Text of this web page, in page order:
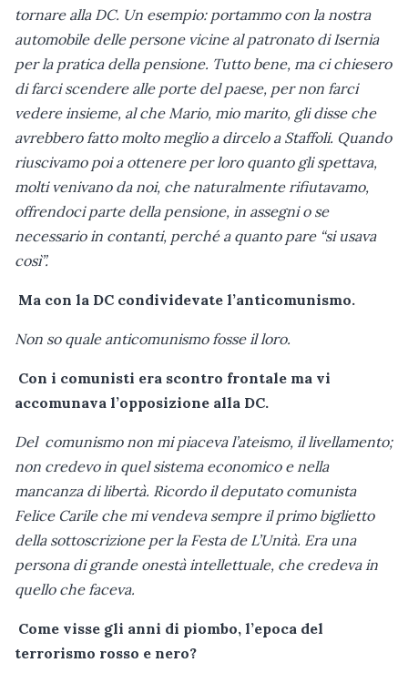
tornare alla DC. Un esempio: portammo con la nostra
automobile delle persone vicine al patronato di Isernia
per la pratica della pensione. Tutto bene, ma ci chiesero
di farci scendere alle porte del paese, per non farci
vedere insieme, al che Mario, mio marito, gli disse che
avrebbero fatto molto meglio a dircelo a Staffoli. Quando
riuscivamo poi a ottenere per loro quanto gli spettava,
molti venivano da noi, che naturalmente rifiutavamo,
offrendoci parte della pensione, in assegni o se
necessario in contanti, perché a quanto pare “si usava
così”.
Ma con la DC condividevate l’anticomunismo.
Non so quale anticomunismo fosse il loro.
Con i comunisti era scontro frontale ma vi
accomunava l’opposizione alla DC.
Del comunismo non mi piaceva l’ateismo, il livellamento;
non credevo in quel sistema economico e nella
mancanza di libertà. Ricordo il deputato comunista
Felice Carile che mi vendeva sempre il primo biglietto
della sottoscrizione per la Festa de L’Unità. Era una
persona di grande onestà intellettuale, che credeva in
quello che faceva.
Come visse gli anni di piombo, l’epoca del
terrorismo rosso e nero?